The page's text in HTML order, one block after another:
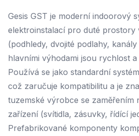
Gesis GST je moderní indoorový
elektroinstalací pro duté prostory
(podhledy, dvojité podlahy,
hlavními výhodami jsou rychlost a
Používá se jako standardní
což zaručuje kompatibilitu a je
tuzemské výrobce se zaměřením
zařízení (svítidla, zásuvky, řídící
Prefabrikované komponenty